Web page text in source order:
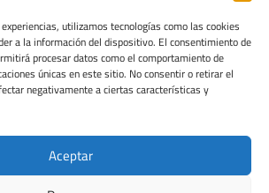
utilizamos tecnologías como las cookies
a la información del dispositivo. El consentimiento de
procesar datos como el comportamiento de
únicas en este sitio. No consentir o retirar el
negativamente a ciertas características y
Aceptar